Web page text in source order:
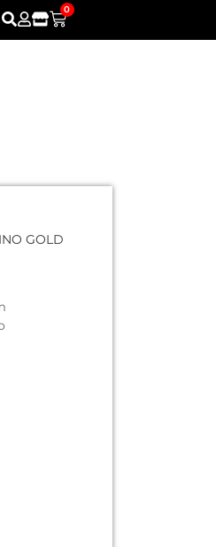
0
GOLD